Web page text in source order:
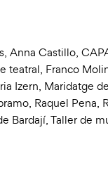
, Anna Castillo,
teatral, Franco
Izern, Maridatge
, Raquel Pena,
Bardají,Taller de